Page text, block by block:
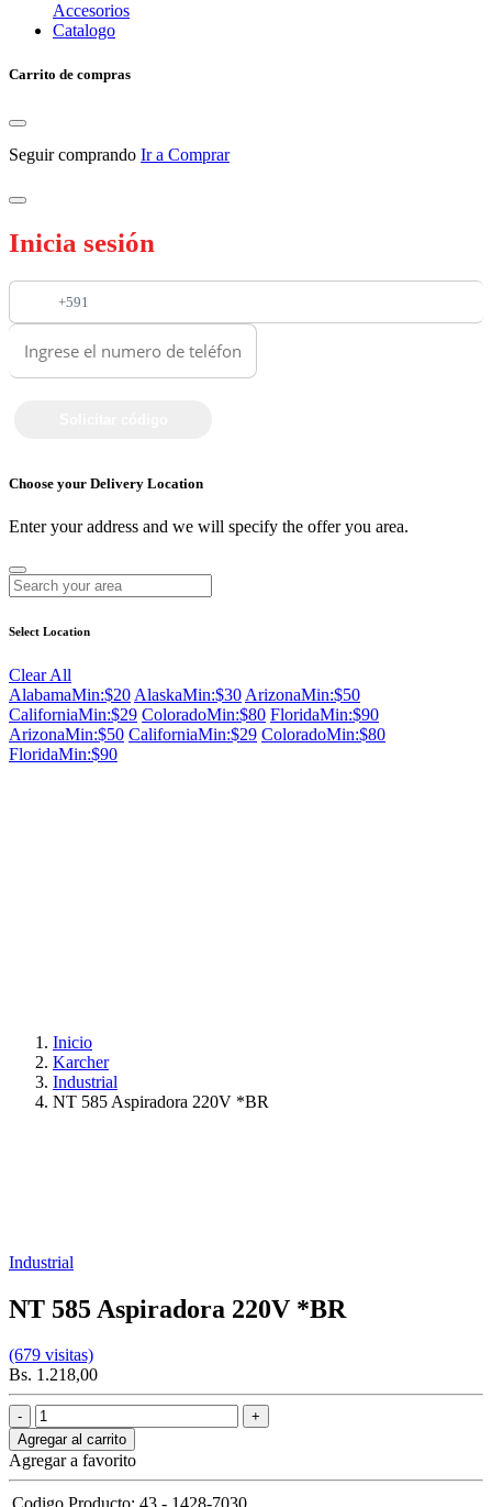
Accesorios
Catalogo
Carrito de compras
Seguir comprando Ir a Comprar
Inicia sesión
+591
Choose your Delivery Location
Enter your address and we will specify the offer you area.
Select Location
Clear All
AlabamaMin:$20 AlaskaMin:$30 ArizonaMin:$50
CaliforniaMin:$29 ColoradoMin:$80 FloridaMin:$90
ArizonaMin:$50 CaliforniaMin:$29 ColoradoMin:$80
FloridaMin:$90
Inicio
Karcher
Industrial
NT 585 Aspiradora 220V *BR
Industrial
NT 585 Aspiradora 220V *BR
(679 visitas)
Bs. 1.218,00
Agregar al carrito
Agregar a favorito